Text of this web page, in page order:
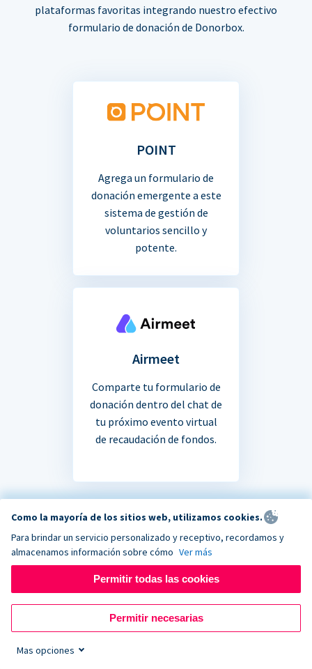
plataformas favoritas integrando nuestro efectivo
formulario de donación de Donorbox.
POINT
Agrega un formulario de
donación emergente a este
sistema de gestión de
voluntarios sencillo y
potente.
Airmeet
Comparte tu formulario de
donación dentro del chat de
tu próximo evento virtual
de recaudación de fondos.
¿No estás seguro si tu
aplicación favorita se
integra?
Como la mayoría de los sitios web, utilizamos cookies.
Para brindar un servicio personalizado y receptivo, recordamos y
almacenamos información sobre cómo Ver más
Permitir todas las cookies
Permitir necesarias
Mas opciones